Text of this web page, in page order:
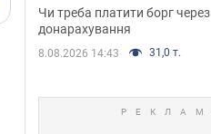
суддя ухвалив
неочікуване рішення
Чи треба платити борг через
донарахування
8.08.2026 14:43 31,0 т.